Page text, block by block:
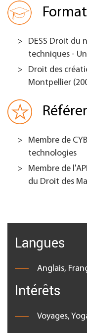
DESS Droit du
techniques -
Droit des
Montpellier
Membre de
technologies
Membre de
du Droit des
Langues
Anglais,
Intérêts
Voyages,